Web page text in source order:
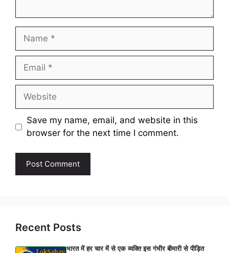
Name
Email
Website
Save my name, email, and website in this
browser for the next time I comment.
Recent Posts
भारत में हर चार में से एक व्यक्ति इस गंभीर बीमारी से पीड़ित